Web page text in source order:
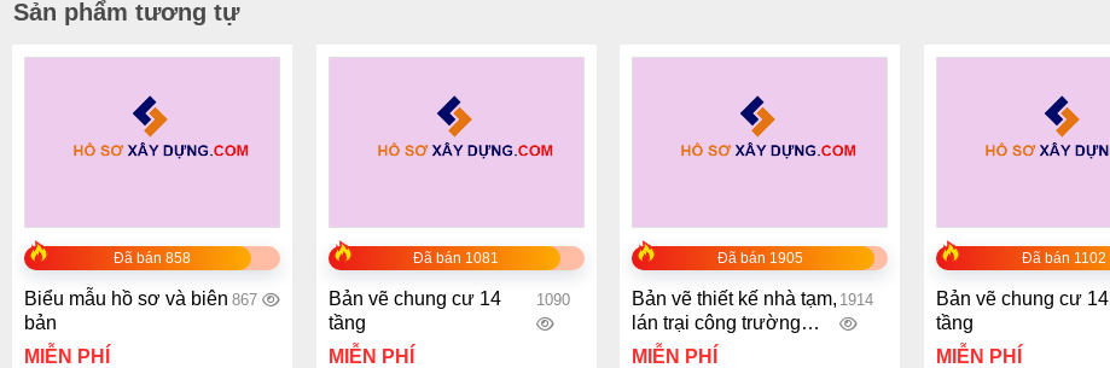
Sản phẩm tương tự
Đã bán 858
Biểu mẫu hồ sơ và biên
bản
867
MIỄN PHÍ
Đã bán 1081
Bản vẽ chung cư 14
tầng
1090
MIỄN PHÍ
Đã bán 1905
Bản vẽ thiết kế nhà tạm,
lán trại công trường
cùng dự toán
1914
MIỄN PHÍ
Đã bán 1102
Bản vẽ chung cư 14
tầng
MIỄN PHÍ